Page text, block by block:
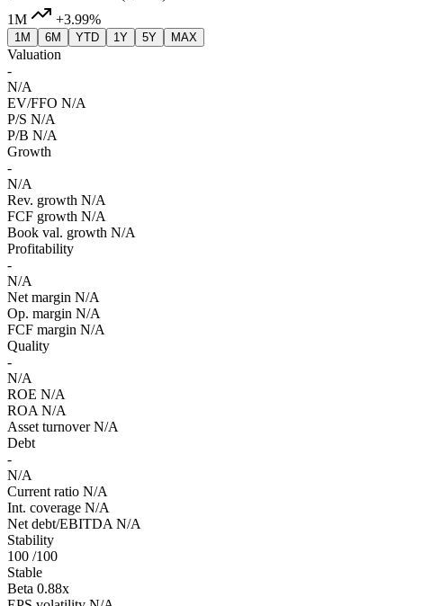
1M
+3.99%
1M 6M YTD 1Y 5Y MAX
Valuation
-
N/A
EV/FFO N/A
P/S N/A
P/B N/A
Growth
-
N/A
Rev. growth N/A
FCF growth N/A
Book val. growth N/A
Profitability
-
N/A
Net margin N/A
Op. margin N/A
FCF margin N/A
Quality
-
N/A
ROE N/A
ROA N/A
Asset turnover N/A
Debt
-
N/A
Current ratio N/A
Int. coverage N/A
Net debt/EBITDA N/A
Stability
100 /100
Stable
Beta 0.88x